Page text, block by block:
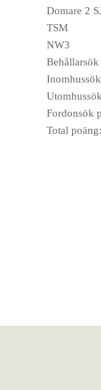
Domare 2
TSM
NW3
Fordonsök
Total